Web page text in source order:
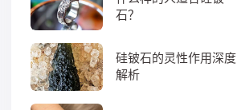
石？
硅铍石的灵性作用深度
解析